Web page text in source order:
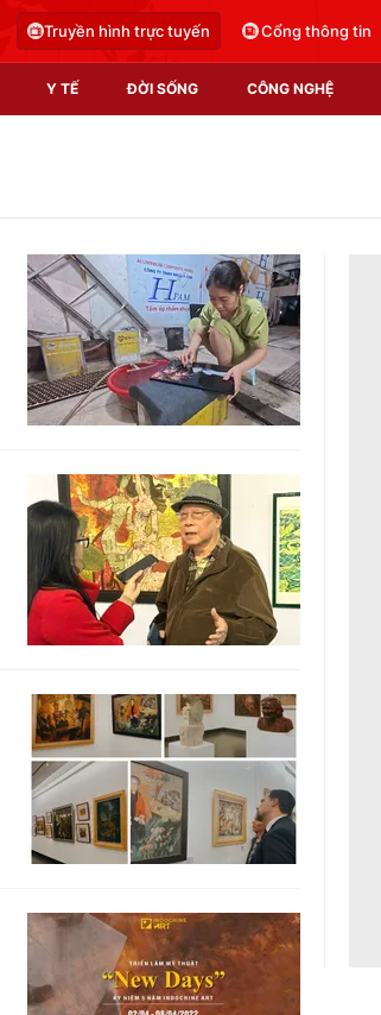
Truyền hình trực tuyến Cổng thông tin
Y TẾ ĐỜI SỐNG CÔNG NGHỆ
Video
Shorts video
Podcast
EMagazine
Photo
Infographic
Góc ảnh
Công nghệ
Hitech Công nghệ tương lai
Sản phẩm
Thị trường
Tư vấn